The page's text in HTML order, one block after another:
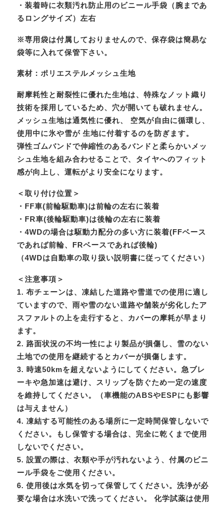
・装着時に衣類汚れ防止用のビニール手袋（腕まであ
るロングサイズ）左右
※専用袋は付属しておりませんので、保存袋は簡易な
袋等に入れて保管下さい。
素材：ポリエステルメッシュ生地
耐摩耗性と耐裂性に優れた生地は、特殊なノット織り
技術を採用しているため、穴が開いても破れません。
メッシュ生地は通気性に優れ、 空気が自由に循環し、
使用中に氷や雪が 生地に付着するのを防ぎます。
弾性ゴムバンドで伸縮性のあるバンドと柔らかいメッ
シュ生地を組み合わせることで、タイヤへのフィット
感が向上し、運転がより安全になります。
＜取り付け位置＞
・FF車(前輪駆動車)は前輪の左右に装着
・FR車(後輪駆動車)は後輪の左右に装着
・4WDの場合は駆動力配分の多い方に装着(FFベース
であれば前輪、FRベースであれば後輪)
（4WDは自動車の取り扱い説明書に従ってください）
＜注意事項＞
1. 布チェーンは、凍結した道路や雪道での使用に適し
ていますので、雨や雪のない道路や舗装が劣化したア
スファルトの上を走行すると、カバーの摩耗が早まり
ます。
2. 路面状況の不均一性により製品が損傷し、雪のない
土地での使用を継続するとカバーが損傷します。
3. 時速50kmを超えないようにしてください。急ブレ
ーキや急加速は避け、スリップを防ぐため一定の速度
を維持してください。（車機能のABSやESPにも影響
は与えません）
4. 凍結する可能性のある場所に一定時間保管しないで
ください。もし保管する場合は、完全に乾くまで使用
しないでください。
5. 設置の際は、衣類や手が汚れないよう、付属のビニ
ール手袋をご使用ください。
6. 使用後は水気を切って保管してください。洗浄が必
要な場合は水洗いで洗ってください。 化学試薬は使用